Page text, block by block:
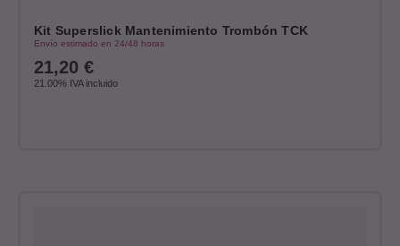
Kit Superslick Mantenimiento Trombón TCK
Envío estimado en 24/48 horas
21,20 €
21.00% IVA incluido